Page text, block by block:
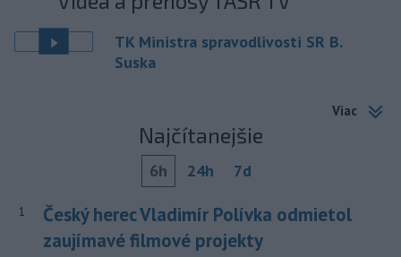
TK Ministra spravodlivosti SR B.
Suska
Viac
Najčítanejšie
6h 24h 7d
1
Český herec Vladimír Polívka odmietol
zaujímavé filmové projekty